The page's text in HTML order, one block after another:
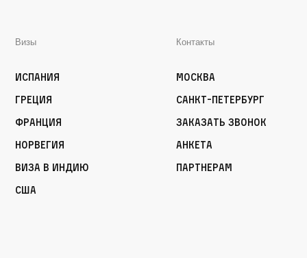
Визы
Испания
Греция
Франция
Норвегия
Виза в Индию
США
Контакты
Москва
Санкт-Петербург
Заказать звонок
Анкета
Партнерам